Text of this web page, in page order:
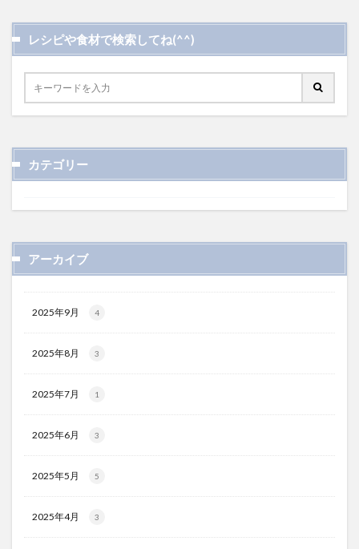
レシピや食材で検索してね(^^)
カテゴリー
アーカイブ
2025年9月 4
2025年8月 3
2025年7月 1
2025年6月 3
2025年5月 5
2025年4月 3